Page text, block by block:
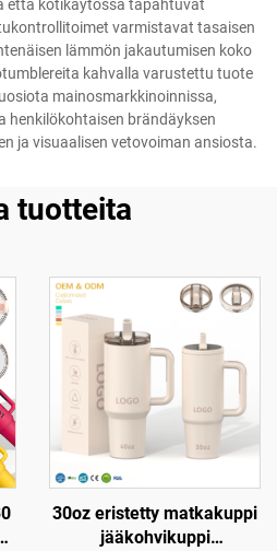
että kotikäytössä tapahtuvat
varmistavat tasaisen
lämmön jakautumisen koko
kahvalla varustettu tuote
mainosmarkkinoinnissa,
henkilökohtaisen brändäyksen
ja visuaalisen vetovoiman ansiosta.
tuotteita
30oz eristetty matkakuppi
jääkohvikuppi